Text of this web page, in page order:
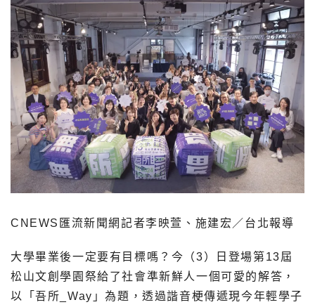
CNEWS匯流新聞網記者李映萱、施建宏／台北報導
大學畢業後一定要有目標嗎？今（3）日登場第13屆
松山文創學園祭給了社會準新鮮人一個可愛的解答，
以「吾所_Way」為題，透過諧音梗傳遞現今年輕學子